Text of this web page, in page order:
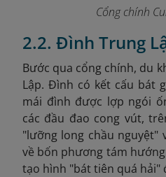
Cổng chính
2.2. Đình Trung
Bước qua cổng chính, du
Lập. Đình có kết cấu bát
mái đình được lợp ngói
các đầu đao cong vút,
"lưỡng long chầu nguyệt"
về bốn phương tám
tạo hình "bát tiên quá hải"